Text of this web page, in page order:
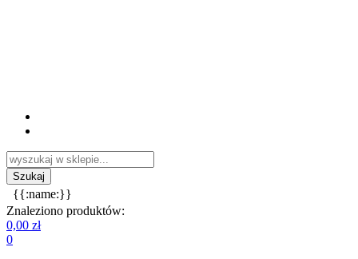
{{:name:}}
Znaleziono produktów:
0,00 zł
0